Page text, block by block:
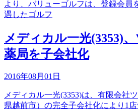
より、バリューゴルフは、登録会員
遇したゴルフ
メディカル一光(3353)
薬局を子会社化
2016年08月01日
メディカル一光(3353)は、有限会社
県越前市）の完全子会社化により1